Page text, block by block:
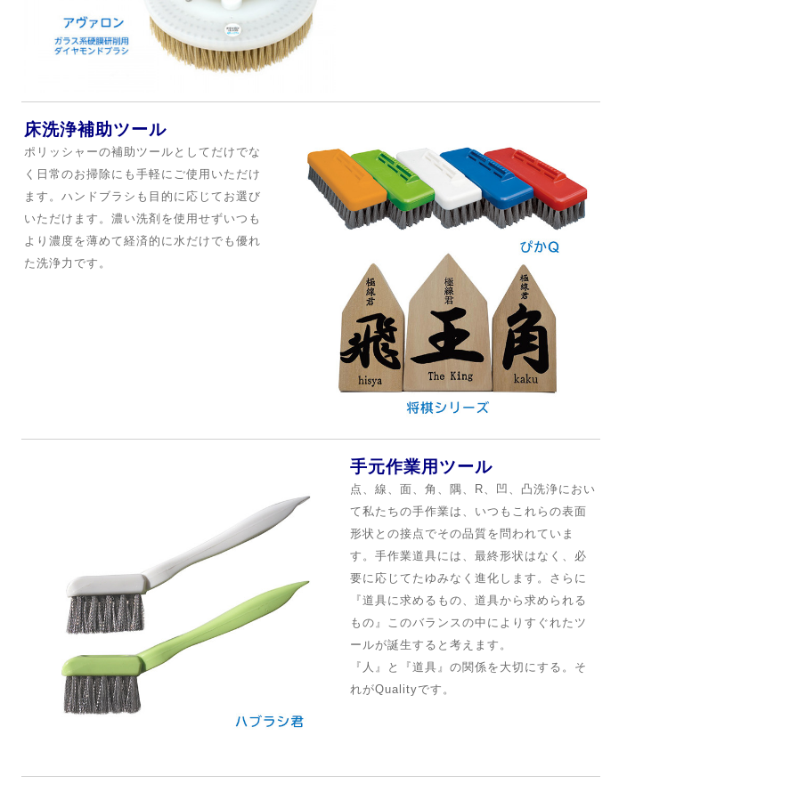
床洗浄補助ツール
ポリッシャーの補助ツールとしてだけでな
く日常のお掃除にも手軽にご使用いただけ
ます。ハンドブラシも目的に応じてお選び
いただけます。濃い洗剤を使用せずいつも
より濃度を薄めて経済的に水だけでも優れ
た洗浄力です。
手元作業用ツール
点、線、面、角、隅、R、凹、凸洗浄におい
て私たちの手作業は、 いつもこれらの表面
形状との接点でその品質を問われていま
す。 手作業道具には、最終形状はなく、 必
要に応じてたゆみなく進化します。さらに
『道具に求めるもの、道具から求められる
もの』このバランスの中に よりすぐれたツ
ールが誕生すると考えます。
『人』と『道具』の関係を大切にする。そ
れがQualityです。